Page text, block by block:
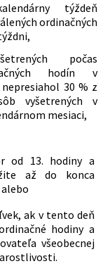
a dopĺňa zákon
súvisiacich s
a doplnení
v znení neskorších
sa menia a
a dopĺňa zákon
službe
a o zmene a
zákonov v znení
a ktorým sa
a dopĺňa zákon
ekonomike
a o zmene a
zákonov v znení
týždeň
ordinačných
počas
hodín v
30 % z
vyšetrených v
mesiaci,
od 13. hodiny a
až do konca
ak v tento deň
hodiny a
všeobecnej